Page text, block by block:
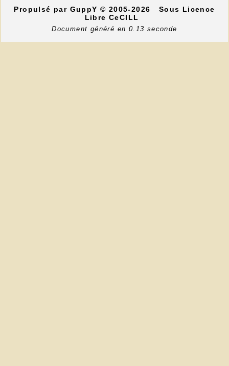
Propulsé par GuppY© 2005-2026
Sous Licence
Libre CeCILL
Document généré en 0.13 seconde